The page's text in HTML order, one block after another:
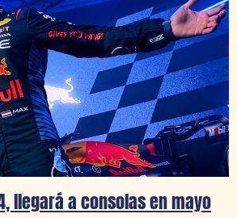
llegará a consolas en mayo